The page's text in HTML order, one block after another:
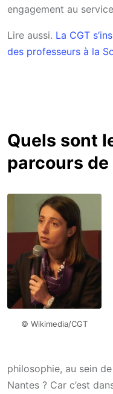
engagement au
Lire aussi. La CGT
des professeurs à la
Quels sont
parcours de
© Wikimedia/CGT
philosophie, au sein
Nantes ? Car c’est